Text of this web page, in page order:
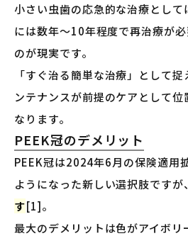
小さい虫歯の応急的な治療とし
には数年〜10年程度で再治療が
のが現実です。
「すぐ治る簡単な治療」として
ンテナンスが前提のケアとして
なります。
PEEK冠のデメリット
PEEK冠は2024年6月の保険適用
ようになった新しい選択肢ですが、
す[1]。
最大のデメリットは色がアイボリ